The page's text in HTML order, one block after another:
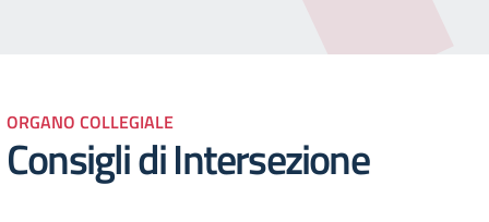
ORGANO COLLEGIALE
Consigli di Intersezione